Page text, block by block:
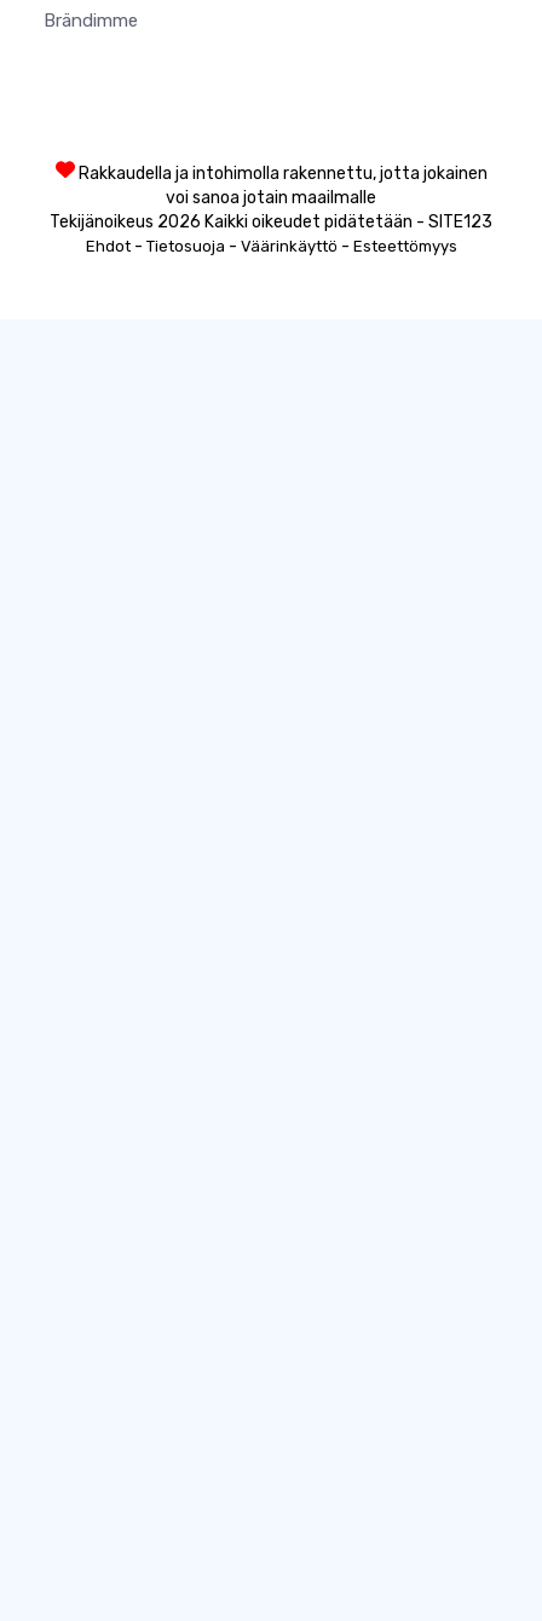
Brändimme
Rakkaudella ja intohimolla rakennettu, jotta jokainen
voi sanoa jotain maailmalle
Tekijänoikeus 2026 Kaikki oikeudet pidätetään - SITE123
Ehdot- Tietosuoja - Väärinkäyttö - Esteettömyys